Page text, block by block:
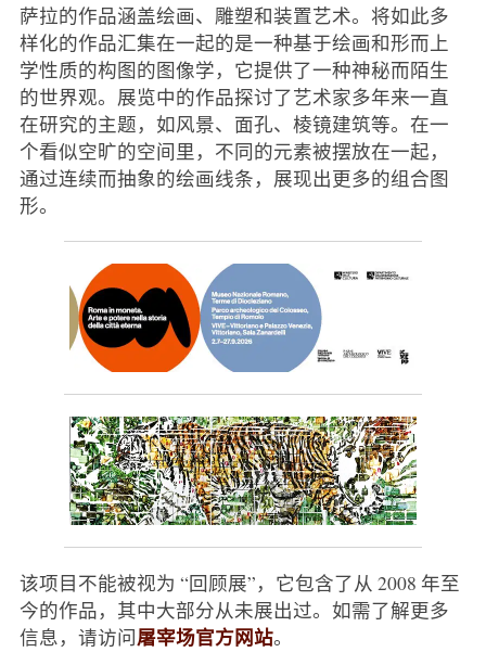
萨拉的作品涵盖绘画、雕塑和装置艺术。将如此多
样化的作品汇集在一起的是一种基于绘画和形而上
学性质的构图的图像学，它提供了一种神秘而陌生
的世界观。展览中的作品探讨了艺术家多年来一直
在研究的主题，如风景、面孔、棱镜建筑等。在一
个看似空旷的空间里，不同的元素被摆放在一起，
通过连续而抽象的绘画线条，展现出更多的组合图
形。
该项目不能被视为 “回顾展”，它包含了从 2008 年至
今的作品，其中大部分从未展出过。如需了解更多
信息，请访问屠宰场官方网站。